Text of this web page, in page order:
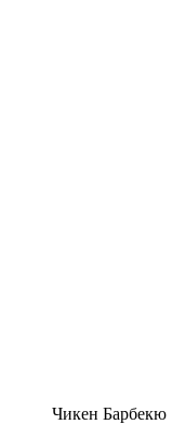
Чикен Барбекю